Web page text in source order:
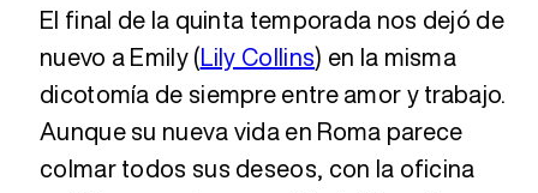
El final de la quinta temporada nos dejó de
nuevo a Emily (Lily Collins) en la misma
dicotomía de siempre entre amor y trabajo.
Aunque su nueva vida en Roma parece
colmar todos sus deseos, con la oficina